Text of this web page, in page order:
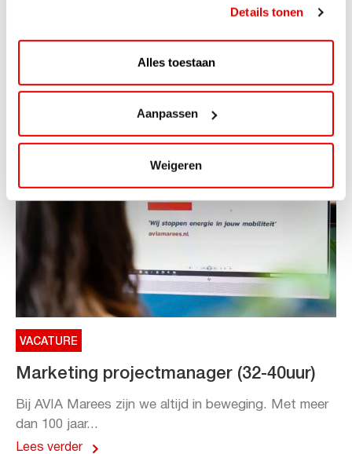
Details tonen
Alles toestaan
Aanpassen
Weigeren
Lees verder
VACATURE
Marketing projectmanager (32-40uur)
Bij AVIA Marees zijn we altijd in beweging. Met meer
dan 100 jaar...
Lees verder